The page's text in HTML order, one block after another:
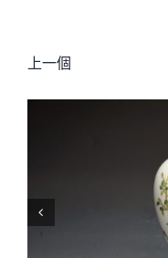
上一個
